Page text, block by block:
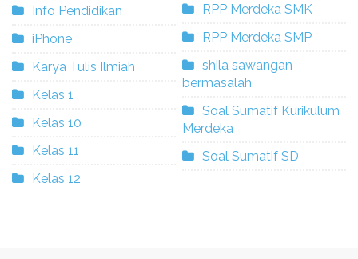
Info Pendidikan
iPhone
Karya Tulis Ilmiah
Kelas 1
Kelas 10
Kelas 11
Kelas 12
RPP Merdeka SMK
RPP Merdeka SMP
shila sawangan
bermasalah
Soal Sumatif Kurikulum
Merdeka
Soal Sumatif SD